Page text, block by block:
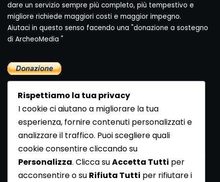
dare un servizio sempre più completo, più tempestivo e
migliore richiede maggiori costi e maggior impegno.
Aiutaci in questo senso facendo una "donazione a sostegno
di ArcheoMedia "
Newsletter
Se vuoi ricevere la Rivista gratuita di archeologia realizzata
dalla Redazione di ArcheoMedia iscriviti alla nostra
Newsletter [Clicca Qui]
Rispettiamo la tua privacy
I cookie ci aiutano a migliorare la tua
esperienza, fornire contenuti personalizzati e
analizzare il traffico. Puoi scegliere quali
cookie consentire cliccando su
Personalizza. Clicca suAccetta Tutti per
acconsentire o su Rifiuta Tutti per rifiutare i